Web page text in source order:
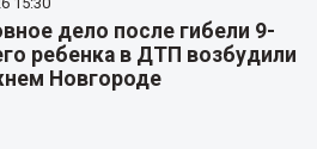
дело после гибели 9-
ребенка в ДТП возбудили
Новгороде